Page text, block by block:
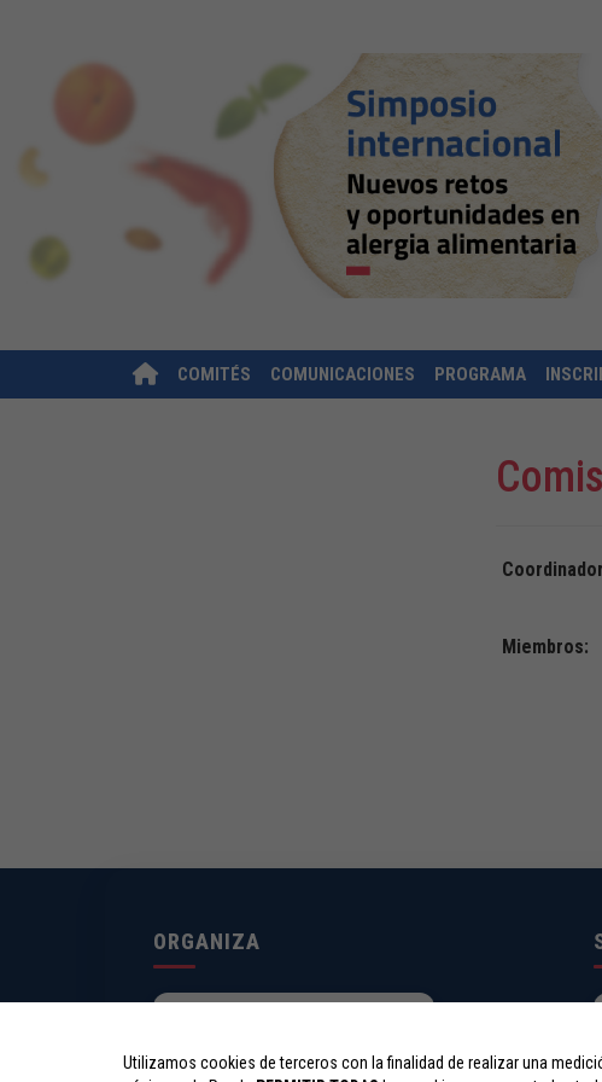
COMITÉS COMUNICACIONES PROGRAMA
Miembros:
ORGANIZA
Utilizamos cookies de terceros con la finalidad de realizar una